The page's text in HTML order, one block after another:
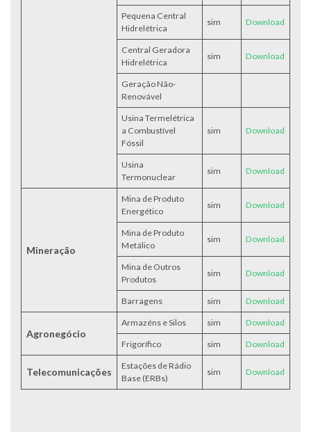
Pequena Central
Hidrelétrica
sim Download
Central Geradora
Hidrelétrica
sim Download
Geração Não-
Renovável
Usina Termelétrica
a Combustível
Fóssil
sim Download
Usina
Termonuclear
sim Download
Mineração
Mina de Produto
Energético
sim Download
Mina de Produto
Metálico
sim Download
Mina de Outros
Produtos
sim Download
Barragens sim Download
Agronegócio
Armazéns e Silos sim Download
Frigorífico sim Download
Telecomunicações
Estações de Rádio
Base (ERBs)
sim Download